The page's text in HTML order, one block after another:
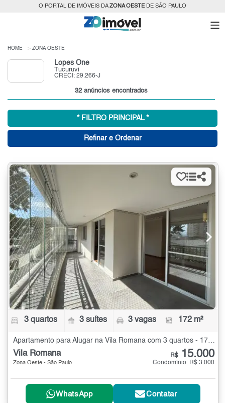
O PORTAL DE IMÓVEIS DAZONA OESTEDE SÃO PAULO
HOME ZONA OESTE
Lopes One
Tucuruvi
CRECI: 29.266-J
32 anúncios encontrados
* FILTRO PRINCIPAL *
Refinar e Ordenar
3 quartos 3 suítes 3 vagas 172 m²
Apartamento para Alugar na Vila Romana com 3 quartos - 172 m²
Vila Romana
Zona Oeste - São Paulo
R$ 15.000
Condomínio: R$ 3.000
WhatsApp Contatar